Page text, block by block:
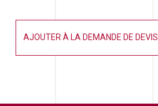
AJOUTER À LA DEMANDE DE DEVIS